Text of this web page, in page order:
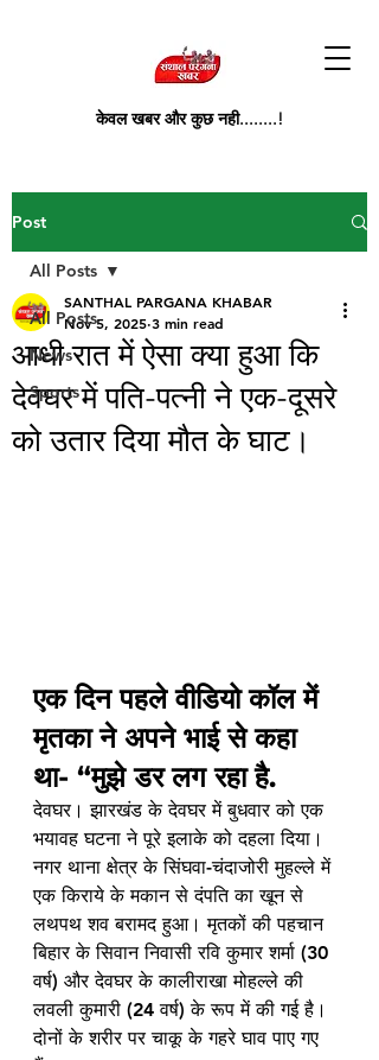
केवल खबर और कुछ नही........!
Post
All Posts
News
Sports
All Posts
आधी रात में ऐसा क्या हुआ कि
देवघर में पति-पत्नी ने एक-दूसरे
को उतार दिया मौत के घाट।
SANTHAL PARGANA KHABAR
Nov 5, 2025 3 min read
एक दिन पहले वीडियो कॉल में
मृतका ने अपने भाई से कहा
था- “मुझे डर लग रहा है.
देवघर। झारखंड के देवघर में बुधवार को एक
भयावह घटना ने पूरे इलाके को दहला दिया।
नगर थाना क्षेत्र के सिंघवा-चंदाजोरी मुहल्ले में
एक किराये के मकान से दंपति का खून से
लथपथ शव बरामद हुआ। मृतकों की पहचान
बिहार के सिवान निवासी रवि कुमार शर्मा (30
वर्ष) और देवघर के कालीराखा मोहल्ले की
लवली कुमारी (24 वर्ष) के रूप में की गई है।
दोनों के शरीर पर चाकू के गहरे घाव पाए गए